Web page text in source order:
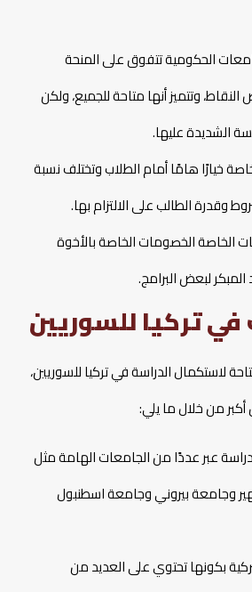
الحكومية تتفوق على المنحة
وتتميز أنها متاحة للجميع، ولكن
الشديدة عليها.
خيارًا هامًا أمام الطلاب وتختلف نسبة
وقدرة الطالب على الالتزام بها.
الخاصة الخصومات الخاصة بالأخوة
لبعض البرامج.
تركيا للسوريين
لاستكمال الدراسة في تركيا للسوريين،
من خلال ما يلي:
عبر عددًا من الجامعات الهامة مثل
وجامعة بيروني وجامعة اسطنبول
بكونها تحتوي على العديد من